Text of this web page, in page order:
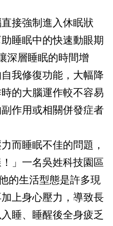
接強制進入休眠狀
睡眠中的快速動眼期
深層睡眠的時間增
我修復功能，大幅降
的大腦運作較不容易
作用或相關併發症者
而睡眠不佳的問題，
」一名吳姓科技園區
的生活型態是許多現
上身心壓力，導致長
睡、睡醒後全身疲乏